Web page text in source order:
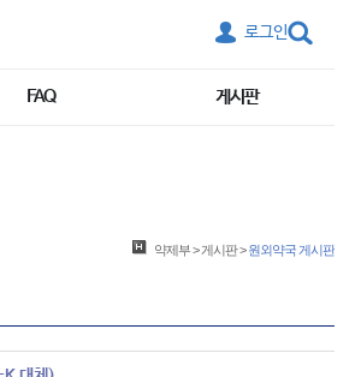
로그인
FAQ 게시판
약제부>게시판>원외약국 게시판